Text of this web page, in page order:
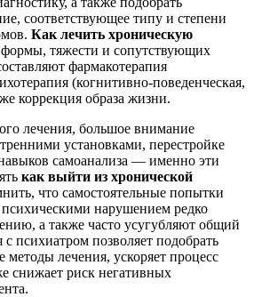
соответствующее типу и степени
Как лечить хроническую
формы, тяжести и сопутствующих
фармакотерапия
(когнитивно-поведенческая,
коррекция образа жизни.
лечения, большое внимание
установками, перестройке
самоанализа — именно эти
как выйти из хронической
что самостоятельные попытки
нарушением редко
а также часто усугубляют общий
с психиатром позволяет подобрать
лечения, ускоряет процесс
снижает риск негативных